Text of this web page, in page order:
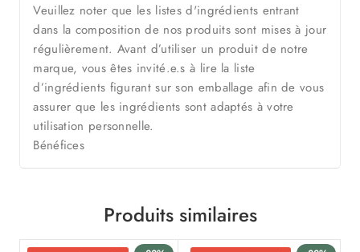
Veuillez noter que les listes d'ingrédients entrant
dans la composition de nos produits sont mises à jour
régulièrement. Avant d’utiliser un produit de notre
marque, vous êtes invité.e.s à lire la liste
d’ingrédients figurant sur son emballage afin de vous
assurer que les ingrédients sont adaptés à votre
utilisation personnelle.
Bénéfices
Produits similaires